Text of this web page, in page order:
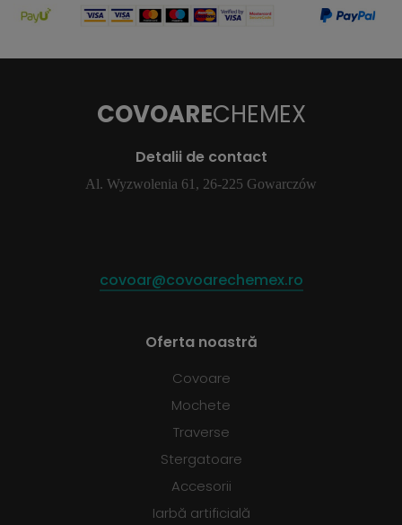
COVOARECHEMEX
Detalii de contact
Al. Wyzwolenia 61, 26-225 Gowarczów
covoar@covoarechemex.ro
Oferta noastră
Covoare
Mochete
Traverse
Stergatoare
Accesorii
Iarbă artificială